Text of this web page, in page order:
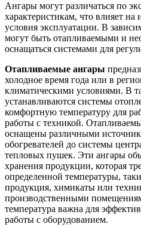
Ангары могут различаться по
характеристикам, что влияет
условия эксплуатации. В
могут быть отапливаемыми и
оснащаться системами для
Отапливаемые ангары
холодное время года или в
климатическими условиями. В
устанавливаются системы
комфортную температуру для
работы с техникой.
оснащены различными
обогревателей до системы
тепловых пушек. Эти ангары
хранения продукции, которая
определенной температуры,
продукция, химикаты или
производственными
температура важна для
работы с оборудованием.